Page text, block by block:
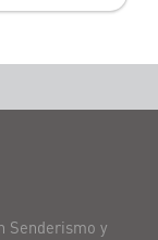
Senderismo y